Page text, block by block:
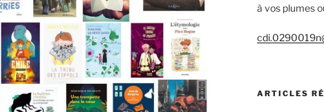
à vos plumes
ARTICLES